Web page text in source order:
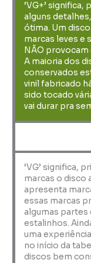
‘VG+’
alguns
ótima. Um
marcas leves e
NÃO
A maioria dos
conservados
vinil fabricado
sido tocado
vai durar pra
‘VG’ significa,
marcas o disco
apresenta
essas marcas
algumas partes
estalinhos.
uma
no início da
discos bem